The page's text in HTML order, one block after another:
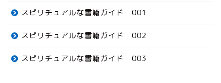
スピリチュアルな書籍ガイド 001
スピリチュアルな書籍ガイド 002
スピリチュアルな書籍ガイド 003